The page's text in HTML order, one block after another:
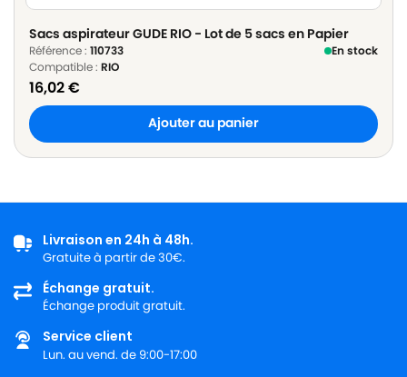
Sacs aspirateur GUDE RIO - Lot de 5 sacs en Papier
Référence : 110733
En stock
Compatible : RIO
16,02€
Ajouter au panier
Livraison en 24h à 48h.
Gratuite à partir de 30€.
Échange gratuit.
Échange produit gratuit.
Service client
Lun. au vend. de 9:00-17:00